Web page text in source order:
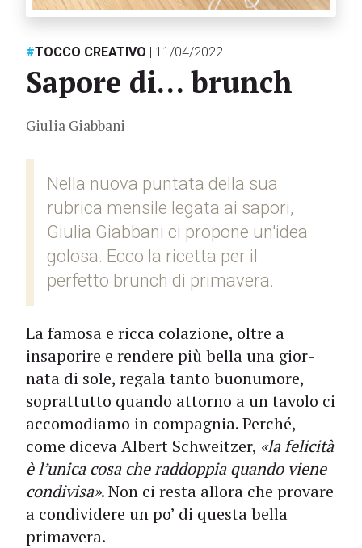
#TOCCO CREATIVO | 11/04/2022
Sapore di… brunch
Giulia Giabbani
Nella nuova puntata della sua
rubrica mensile legata ai sapori,
Giulia Giabbani ci propone un'idea
golosa. Ecco la ricetta per il
perfetto brunch di primavera.
La famosa e ricca colazione, oltre a
insaporire e rendere più bella una gior­
nata di sole, regala tanto buonumore,
soprattutto quando attorno a un tavolo ci
accomodiamo in compagnia. Per­ché,
come diceva Albert Schweitzer, «la felicità
è l’unica cosa che raddoppia quando viene
condivisa». Non ci resta allora che provare
a condividere un po’ di questa bella
primavera.